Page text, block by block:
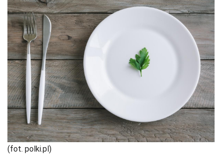
(fot. polki.pl)